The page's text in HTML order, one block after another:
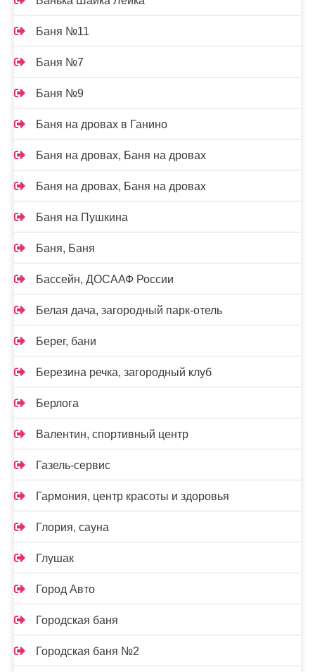
Баня №11
Баня №7
Баня №9
Баня на дровах в Ганино
Баня на дровах, Баня на дровах
Баня на дровах, Баня на дровах
Баня на Пушкина
Баня, Баня
Бассейн, ДОСААФ России
Белая дача, загородный парк-отель
Берег, бани
Березина речка, загородный клуб
Берлога
Валентин, спортивный центр
Газель-сервис
Гармония, центр красоты и здоровья
Глория, сауна
Глушак
Город Авто
Городская баня
Городская баня №2